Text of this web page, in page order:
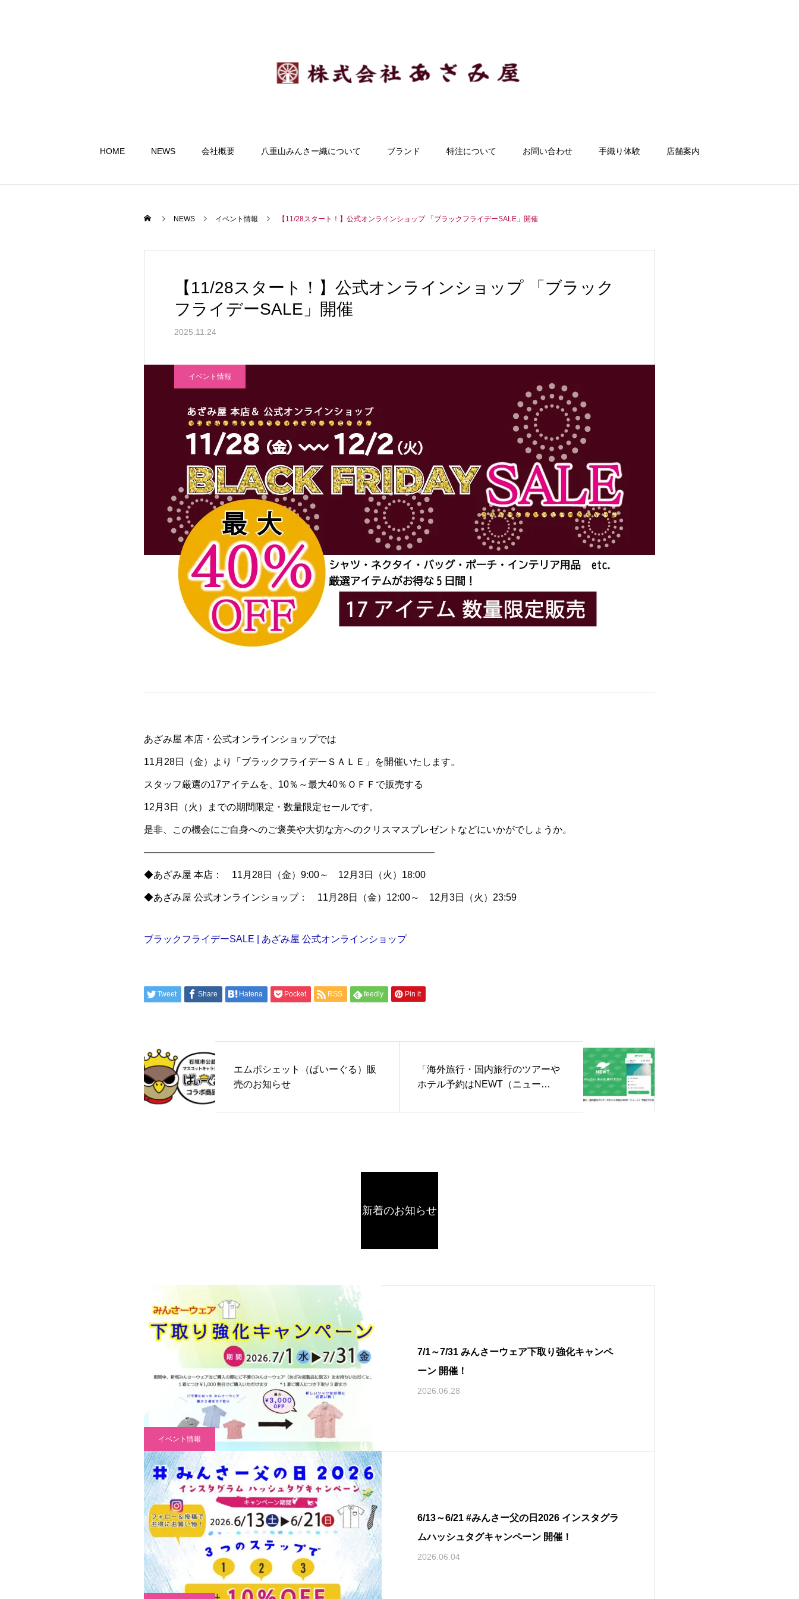
HOME NEWS 会社概要 八重山みんさー織について ブランド 特注について お問い合わせ 手織り体験 店舗案内
NEWS イベント情報 【11/28スタート！】公式オンラインショップ 「ブラックフライデーSALE」開催
【11/28スタート！】公式オンラインショップ 「ブラック
フライデーSALE」開催
2025.11.24
イベント情報
あざみ屋 本店・公式オンラインショップでは
11月28日（金）より「ブラックフライデーＳＡＬＥ」を開催いたします。
スタッフ厳選の17アイテムを、10％～最大40％ＯＦＦで販売する
12月3日（火）までの期間限定・数量限定セールです。
是非、この機会にご自身へのご褒美や大切な方へのクリスマスプレゼントなどにいかがでしょうか。
——————————————————————————————–
◆あざみ屋 本店： 11月28日（金）9:00～ 12月3日（火）18:00
◆あざみ屋 公式オンラインショップ： 11月28日（金）12:00～ 12月3日（火）23:59
ブラックフライデーSALE | あざみ屋 公式オンラインショップ
Tweet Share Hatena Pocket RSS feedly Pin it
エムポシェット（ぱいーぐる）販
売のお知らせ
「海外旅行・国内旅行のツアーや
ホテル予約はNEWT（ニュー
新着のお知らせ
イベント情報
7/1～7/31 みんさーウェア下取り強化キャンペ
ーン 開催！
2026.06.28
6/13～6/21 #みんさー父の日2026 インスタグラ
ムハッシュタグキャンペーン 開催！
2026.06.04